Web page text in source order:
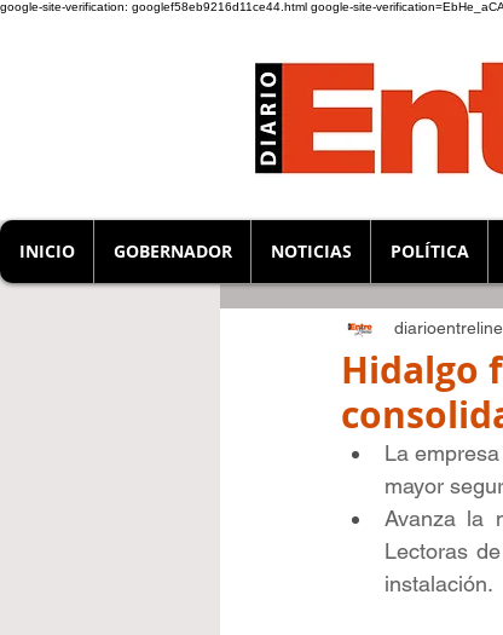
google-site-verification: googlef58eb9216d11ce44.html google-site-
INICIO GOBERNADOR NOTICIAS POLÍTICA
Hidalgo
La
mayor
Avanza la
Lectoras
instalación.